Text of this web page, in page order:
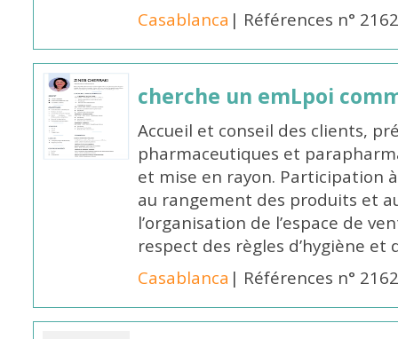
Casablanca | Références n°
cherche un emLpoi
Accueil et conseil des clients,
pharmaceutiques et
et mise en rayon. Participation
au rangement des produits et
l’organisation de l’espace de
respect des règles d’hygiène et
Casablanca | Références n°